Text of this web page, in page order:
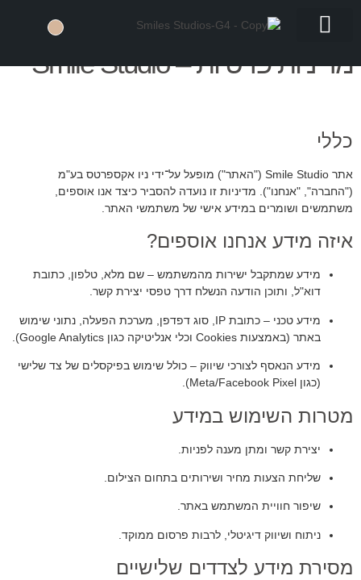
Privacy Policy
מדיניות פרטיות – Smile Studio
כללי
אתר Smile Studio ("האתר") מופעל על־ידי ניו אקספרטס בע"מ
("החברה", "אנחנו"). מדיניות זו נועדה להסביר כיצד אנו אוספים,
משתמשים ושומרים במידע אישי של משתמשי האתר.
איזה מידע אנחנו אוספים?
מידע שמתקבל ישירות מהמשתמש – שם מלא, טלפון, כתובת
דוא"ל, ותוכן הודעה הנשלח דרך טפסי יצירת קשר.
מידע טכני – כתובת IP, סוג דפדפן, מערכת הפעלה, נתוני שימוש
באתר (באמצעות Cookies וכלי אנליטיקה כגון Google Analytics).
מידע הנאסף לצורכי שיווק – כולל שימוש בפיקסלים של צד שלישי
(כגון Meta/Facebook Pixel).
מטרות השימוש במידע
יצירת קשר ומתן מענה לפניות.
שליחת הצעות מחיר ושירותים בתחום הצילום.
שיפור חוויית המשתמש באתר.
ניתוח ושיווק דיגיטלי, לרבות פרסום ממוקד.
מסירת מידע לצדדים שלישיים